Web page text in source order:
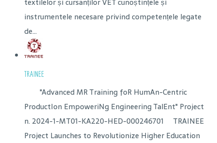
instrumentele necesare privind competențele legate
de...
TRAINEE
"Advanced MR Training foR HumAn-Centric
ProductIon EmpoweriNg Engineering TalEnt" Project
n. 2024-1-MT01-KA220-HED-000246701 TRAINEE
Project Launches to Revolutionize Higher Education